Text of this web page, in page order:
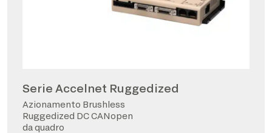
Serie Accelnet Ruggedized
Azionamento Brushless
Ruggedized DC CANopen
da quadro